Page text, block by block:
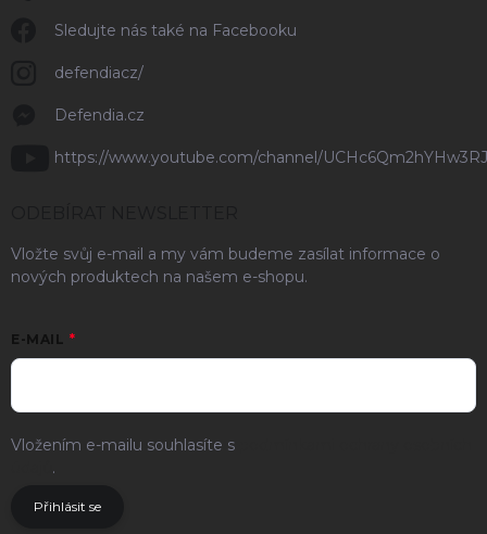
Sledujte nás také na Facebooku
defendiacz/
Defendia.cz
https://www.youtube.com/channel/
Vložte svůj e-mail a my vám budeme zasílat informace o
nových produktech na našem e-shopu.
E-MAIL
Vložením e-mailu souhlasíte s
.
Přihlásit se